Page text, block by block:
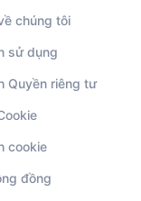
chúng tôi
sử dụng
Quyền riêng tư
cookie
đồng